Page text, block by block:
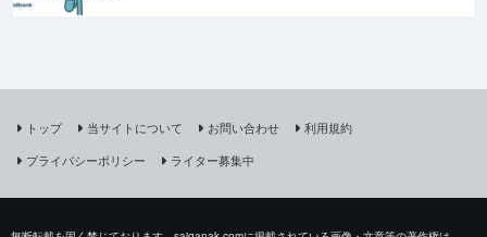
トップ 当サイトについて お問い合わせ
利用規約
プライバシーポリシー
ライター募集中